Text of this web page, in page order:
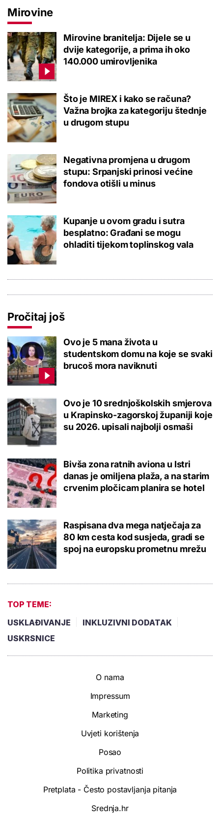
Mirovine
Mirovine branitelja: Dijele se u
dvije kategorije, a prima ih oko
140.000 umirovljenika
Što je MIREX i kako se računa?
Važna brojka za kategoriju štednje
u drugom stupu
Negativna promjena u drugom
stupu: Srpanjski prinosi većine
fondova otišli u minus
Kupanje u ovom gradu i sutra
besplatno: Građani se mogu
ohladiti tijekom toplinskog vala
Pročitaj još
Ovo je 5 mana života u
studentskom domu na koje se svaki
brucoš mora naviknuti
Ovo je 10 srednjoškolskih smjerova
u Krapinsko-zagorskoj županiji koje
su 2026. upisali najbolji osmaši
Bivša zona ratnih aviona u Istri
danas je omiljena plaža, a na starim
crvenim pločicam planira se hotel
Raspisana dva mega natječaja za
80 km cesta kod susjeda, gradi se
spoj na europsku prometnu mrežu
TOP TEME:
USKLAĐIVANJE
INKLUZIVNI DODATAK
USKRSNICE
O nama
Impressum
Marketing
Uvjeti korištenja
Posao
Politika privatnosti
Pretplata - Često postavljanja pitanja
Srednja.hr